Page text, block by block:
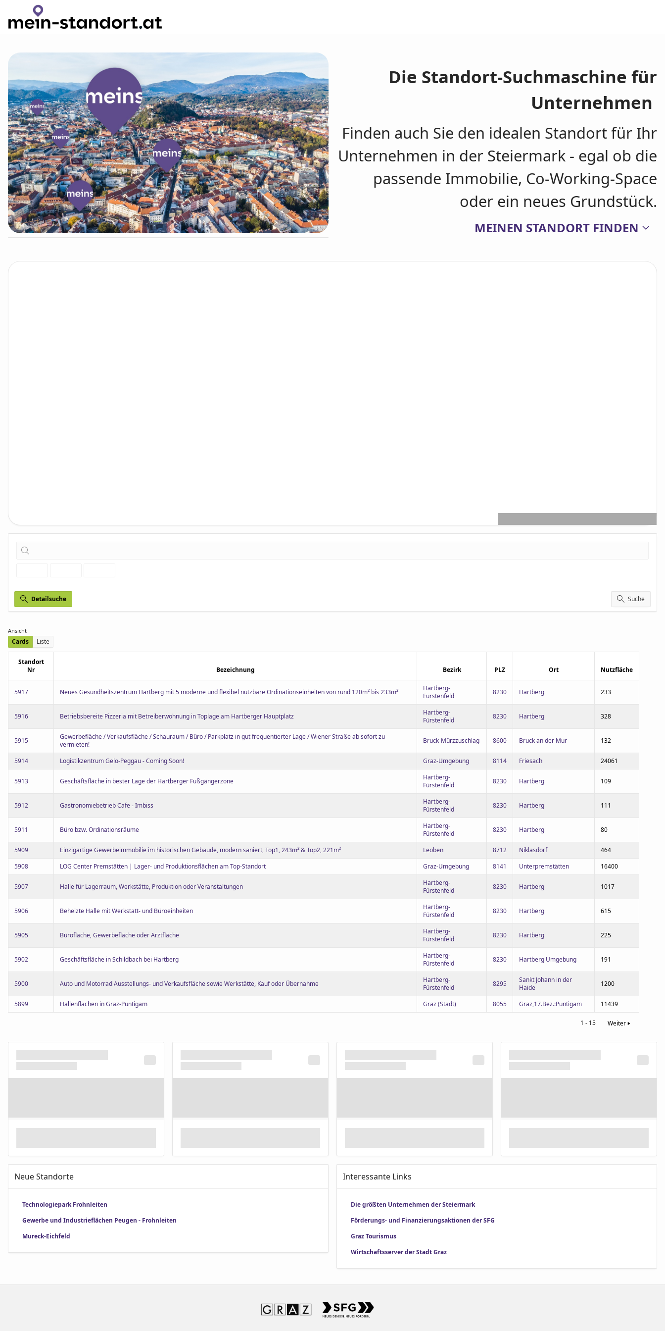
Zum Hauptinhalt wechseln
Die Standort-Suchmaschine für
Unternehmen
Finden auch Sie den idealen Standort für Ihr
Unternehmen in der Steiermark - egal ob die
passende Immobilie, Co-Working-Space
oder ein neues Grundstück.
MEINEN STANDORT FINDEN
Detailsuche Suche
Ansicht
Cards Liste
Standort
Nr
Bezeichnung Bezirk PLZ Ort Nutzfläche
5917 Neues Gesundheitszentrum Hartberg mit 5 moderne und flexibel nutzbare Ordinationseinheiten von rund 120m² bis 233m²
Hartberg-
Fürstenfeld
8230 Hartberg 233
5916 Betriebsbereite Pizzeria mit Betreiberwohnung in Toplage am Hartberger Hauptplatz
Hartberg-
Fürstenfeld
8230 Hartberg 328
5915
Gewerbefläche / Verkaufsfläche / Schauraum / Büro / Parkplatz in gut frequentierter Lage / Wiener Straße ab sofort zu
vermieten!
Bruck-Mürzzuschlag 8600 Bruck an der Mur 132
5914 Logistikzentrum Gelo-Peggau - Coming Soon! Graz-Umgebung 8114 Friesach 24061
5913 Geschäftsfläche in bester Lage der Hartberger Fußgängerzone
Hartberg-
Fürstenfeld
8230 Hartberg 109
5912 Gastronomiebetrieb Cafe - Imbiss
Hartberg-
Fürstenfeld
8230 Hartberg 111
5911 Büro bzw. Ordinationsräume
Hartberg-
Fürstenfeld
8230 Hartberg 80
5909 Einzigartige Gewerbeimmobilie im historischen Gebäude, modern saniert, Top1, 243m² & Top2, 221m² Leoben 8712 Niklasdorf
464
5908
LOG Center Premstätten | Lager- und Produktionsflächen am Top-Standort Graz-Umgebung 8141 Unterpremstätten 16400
5907 Halle für Lagerraum, Werkstätte, Produktion oder Veranstaltungen
Hartberg-
Fürstenfeld
8230 Hartberg 1017
5906 Beheizte Halle mit Werkstatt- und Büroeinheiten
Hartberg-
Fürstenfeld
8230 Hartberg 615
5905 Bürofläche, Gewerbefläche oder Arztfläche
Hartberg-
Fürstenfeld
8230 Hartberg 225
5902 Geschäftsfläche in Schildbach bei Hartberg
Hartberg-
Fürstenfeld
8230 Hartberg Umgebung 191
5900 Auto und Motorrad Ausstellungs- und Verkaufsfläche sowie Werkstätte, Kauf oder Übernahme
Hartberg-
Fürstenfeld
8295
Sankt Johann in der
Haide
1200
5899 Hallenflächen in Graz-Puntigam Graz (Stadt) 8055 Graz,17.Bez.:Puntigam 11439
1 - 15 Weiter
Neue Standorte
Technologiepark Frohnleiten
Gewerbe und Industrieflächen Peugen - Frohnleiten
Mureck-Eichfeld
Interessante Links
Die größten Unternehmen der Steiermark
Förderungs- und Finanzierungsaktionen der SFG
Graz Tourismus
Wirtschaftsserver der Stadt Graz